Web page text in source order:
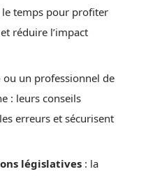
le temps pour profiter
réduire l’impact
ou un professionnel de
: leurs conseils
erreurs et sécurisent
législatives : la